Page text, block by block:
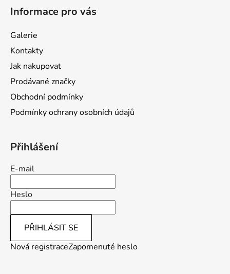
Informace pro vás
Galerie
Kontakty
Jak nakupovat
Prodávané značky
Obchodní podmínky
Podmínky ochrany osobních údajů
Přihlášení
E-mail
Heslo
PŘIHLÁSIT SE
Nová registraceZapomenuté heslo